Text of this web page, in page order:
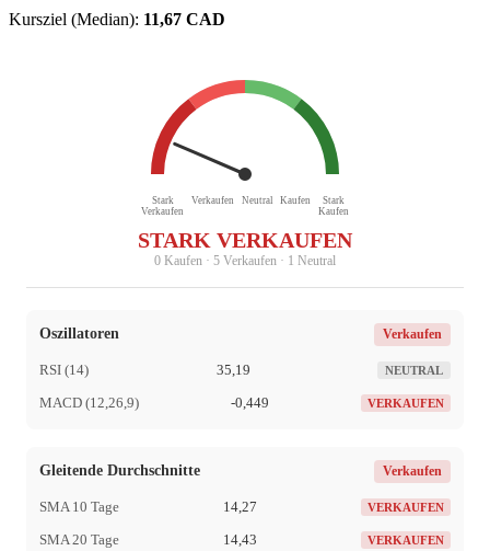
Kursziel (Median): 11,67 CAD
Stark
Verkaufen
Verkaufen Neutral Kaufen
Stark
Kaufen
STARK VERKAUFEN
0 Kaufen · 5 Verkaufen · 1 Neutral
Oszillatoren Verkaufen
RSI (14) 35,19 NEUTRAL
MACD (12,26,9) -0,449 VERKAUFEN
Gleitende Durchschnitte Verkaufen
SMA 10 Tage 14,27 VERKAUFEN
SMA 20 Tage 14,43 VERKAUFEN